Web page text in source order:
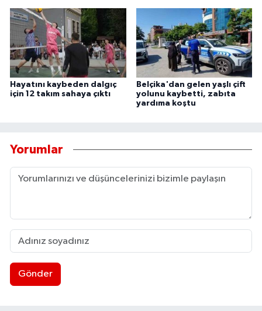
Hayatını kaybeden dalgıç
için 12 takım sahaya çıktı
Belçika'dan gelen yaşlı çift
yolunu kaybetti, zabıta
yardıma koştu
Yorumlar
Gönder